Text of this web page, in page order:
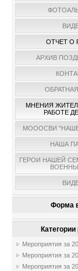
ОТЧЕТ О
АРХИВ
МНЕНИЯ
РАБОТЕ
МОООСВИ
НАША
ГЕРОИ НАШЕЙ
Форма
Мероприятия за
Мероприятия за
Мероприятия за